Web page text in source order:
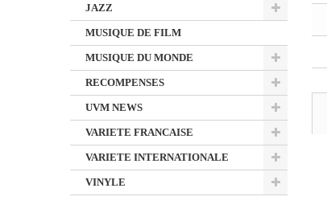
JAZZ
MUSIQUE DE FILM
MUSIQUE DU MONDE
RECOMPENSES
UVM NEWS
VARIETE FRANCAISE
VARIETE INTERNATIONALE
VINYLE